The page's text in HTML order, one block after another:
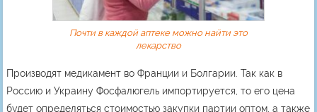
Почти в каждой аптеке можно найти это
лекарство
Производят медикамент во Франции и Болгарии. Так как в
Россию и Украину Фосфалюгель импортируется, то его цена
будет определяться стоимостью закупки партии оптом, а также